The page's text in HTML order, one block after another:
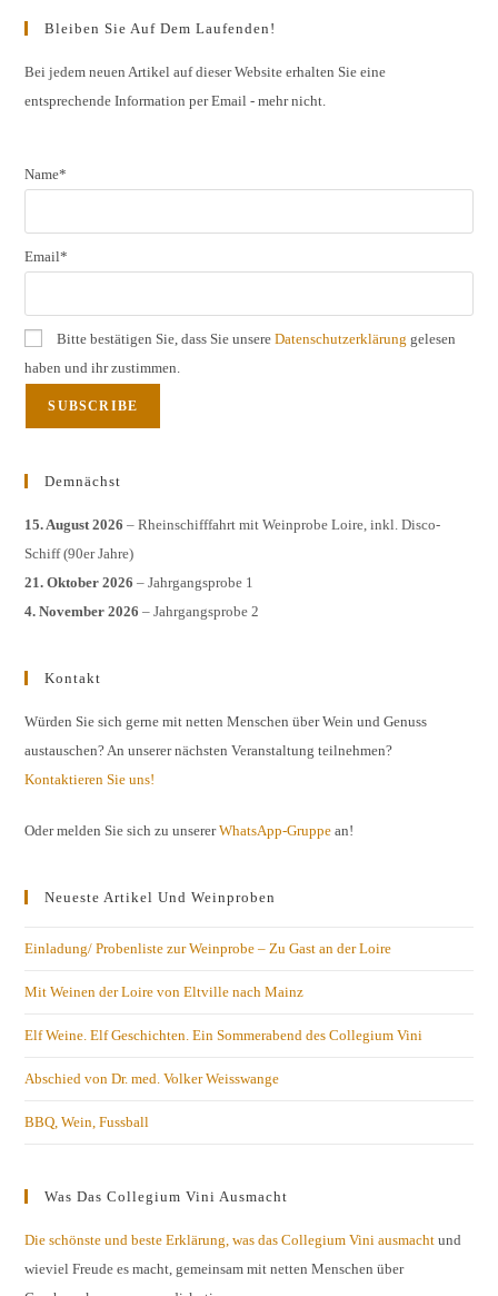
Bleiben Sie Auf Dem Laufenden!
Bei jedem neuen Artikel auf dieser Website erhalten Sie eine
entsprechende Information per Email - mehr nicht.
Name*
Email*
Bitte bestätigen Sie, dass Sie unsereDatenschutzerklärung gelesen
haben und ihr zustimmen.
Demnächst
15. August 2026 – Rheinschifffahrt mit Weinprobe Loire, inkl. Disco-
Schiff (90er Jahre)
21. Oktober 2026 – Jahrgangsprobe 1
4. November 2026 – Jahrgangsprobe 2
Kontakt
Würden Sie sich gerne mit netten Menschen über Wein und Genuss
austauschen? An unserer nächsten Veranstaltung teilnehmen?
Kontaktieren Sie uns!
Oder melden Sie sich zu unsererWhatsApp-Gruppe an!
Neueste Artikel Und Weinproben
Einladung/ Probenliste zur Weinprobe – Zu Gast an der Loire
Mit Weinen der Loire von Eltville nach Mainz
Elf Weine. Elf Geschichten. Ein Sommerabend des Collegium Vini
Abschied von Dr. med. Volker Weisswange
BBQ, Wein, Fussball
Was Das Collegium Vini Ausmacht
Die schönste und beste Erklärung, was das Collegium Vini ausmacht und
wieviel Freude es macht, gemeinsam mit netten Menschen über